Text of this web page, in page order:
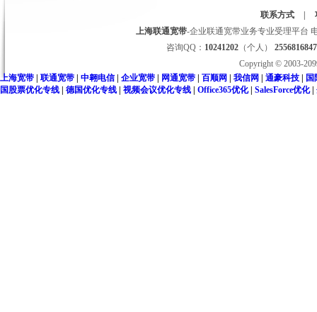
联系方式
上海联通宽带-企业联通宽带业务专业受理平台
咨询QQ： 10241202 （个人）2556816847
Copyright © 2003-
上海宽带
联通宽带 中翱电信| 企业宽带 网通宽带 百顺网 我信网 通豪科技
国
国股票优化专线
德国优化专线 视频会议优化专线 Office365优化| SalesForce优化|